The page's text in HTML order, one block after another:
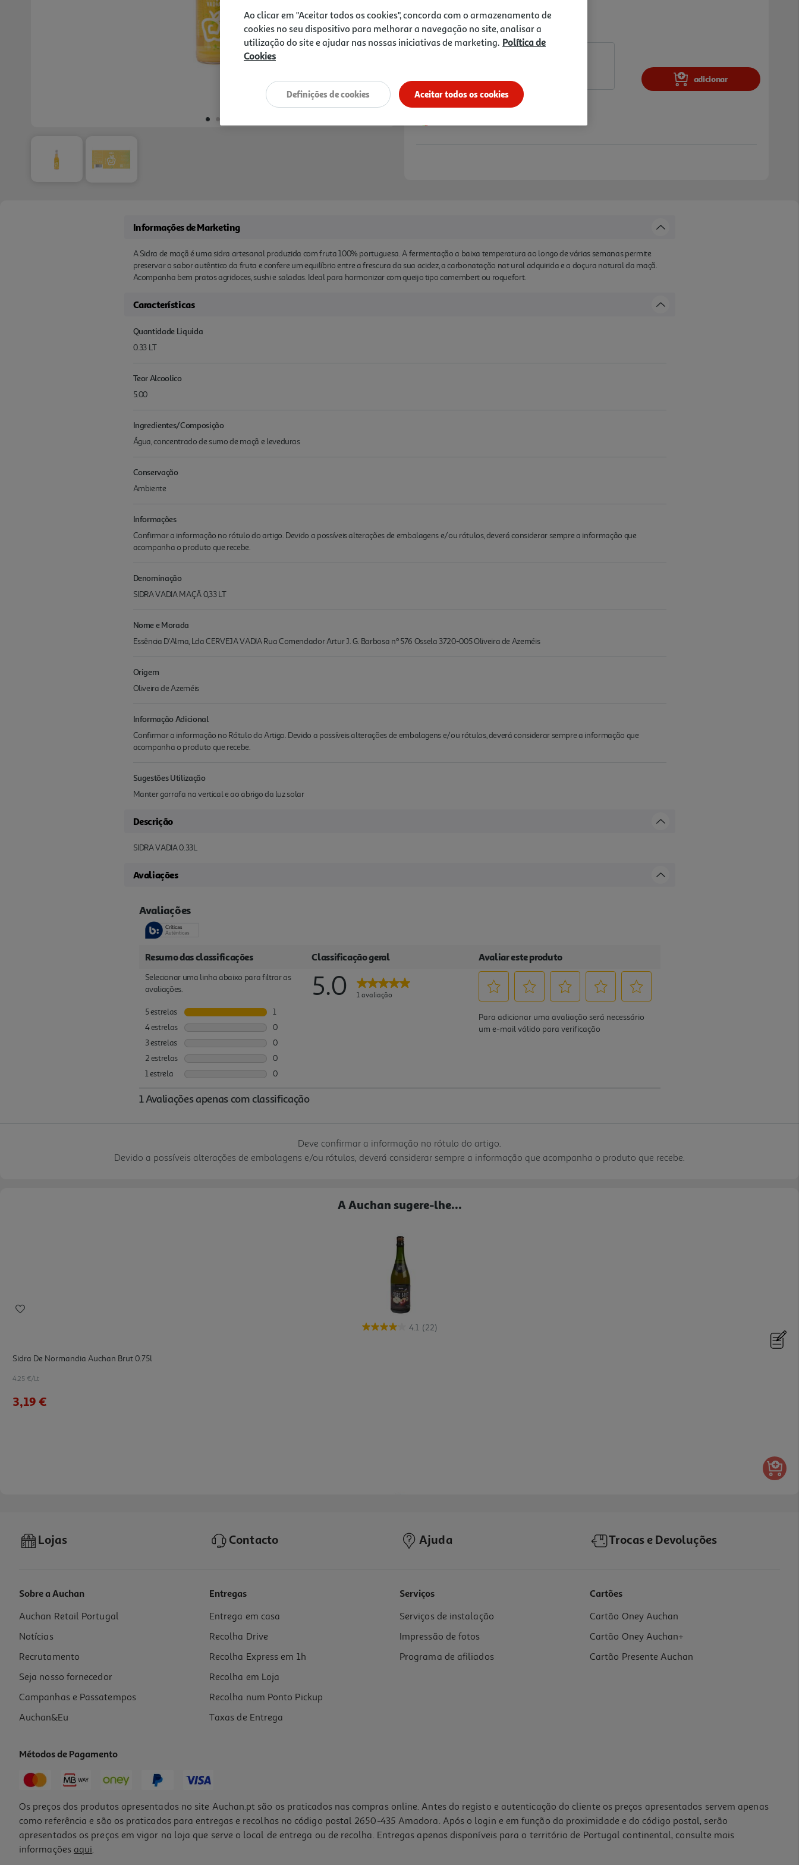
Notas de preparação
adicionar
Informações de Marketing
A Sidra de maçã é uma sidra artesanal produzida com fruta 100% portuguesa. A fermentação a baixa temperatura ao longo de várias semanas permite
preservar o sabor autêntico da fruta e confere um equilíbrio entre a frescura da sua acidez, a carbonatação nat ural adquirida e a doçura natural da maçã.
Acompanha bem pratos agridoces, sushi e saladas. Ideal para harmonizar com queijo tipo camembert ou roquefort.
Características
Quantidade Liquida
0.33 LT
Teor Alcoolico
5.00
Ingredientes/Composição
Água, concentrado de sumo de maçã e leveduras
Conservação
Ambiente
Informações
Confirmar a informação no rótulo do artigo. Devido a possíveis alterações de embalagens e/ou rótulos, deverá considerar sempre a informação que
acompanha o produto que recebe.
Denominação
SIDRA VADIA MAÇÃ 0,33 LT
Nome e Morada
Essência D'Alma, Lda CERVEJA VADIA Rua Comendador Artur J. G. Barbosa nº 576 Ossela 3720-005 Oliveira de Azeméis
Origem
Oliveira de Azeméis
Informação Adicional
Confirmar a informação no Rótulo do Artigo. Devido a possíveis alterações de embalagens e/ou rótulos, deverá considerar sempre a informação que
acompanha o produto que recebe.
Sugestões Utilização
Manter garrafa na vertical e ao abrigo da luz solar
Descrição
SIDRA VADIA 0.33L
Avaliações
Deve confirmar a informação no rótulo do artigo.
Devido a possíveis alterações de embalagens e/ou rótulos, deverá considerar sempre a informação que acompanha o produto que recebe.
A Auchan sugere-lhe...
4.1 (22)
Sidra De Normandia Auchan Brut 0.75l
4.25 €/Lt
3,19 €
Sidra De Normandia Auchan Doce 0.75l
4.25 €/Lt
3,19 €
-47%
Lojas Contacto Ajuda Trocas e Devoluções
Sobre a Auchan
Auchan Retail Portugal
Notícias
Recrutamento
Seja nosso fornecedor
Campanhas e Passatempos
Auchan&Eu
Entregas
Entrega em casa
Recolha Drive
Recolha Express em 1h
Recolha em Loja
Recolha num Ponto Pickup
Taxas de Entrega
Serviços
Serviços de instalação
Impressão de fotos
Programa de afiliados
Cartões
Cartão Oney Auchan
Cartão Oney Auchan+
Cartão Presente Auchan
Métodos de Pagamento
Os preços dos produtos apresentados no site Auchan.pt são os praticados nas compras online. Antes do registo e autenticação do cliente os preços apresentados servem apenas
como referência e são os praticados para entregas e recolhas no código postal 2650-435 Amadora. Após o login e em função da proximidade e do código postal, serão
apresentados os preços em vigor na loja que serve o local de entrega ou de recolha. Entregas apenas disponíveis para o território de Portugal continental, consulte mais
informações aqui.
Ao clicar em "Aceitar todos os cookies", concorda com o armazenamento de
cookies no seu dispositivo para melhorar a navegação no site, analisar a
utilização do site e ajudar nas nossas iniciativas de marketing. Política de
Cookies
Aceitar todos os cookies
Definições de cookies